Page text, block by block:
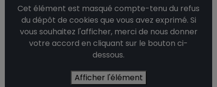
Cet élément est masqué compte-tenu du refus
du dépôt de cookies que vous avez exprimé. Si
vous souhaitez l'afficher, merci de nous donner
votre accord en cliquant sur le bouton ci-
dessous.
Afficher l'élément